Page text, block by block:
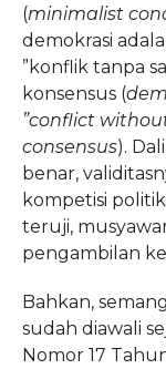
(minimalist
demokrasi
”konflik tanpa
konsensus (
”conflict
consensus).
benar,
kompetisi
teruji,
pengambilan
Bahkan,
sudah diawali
Nomor 17